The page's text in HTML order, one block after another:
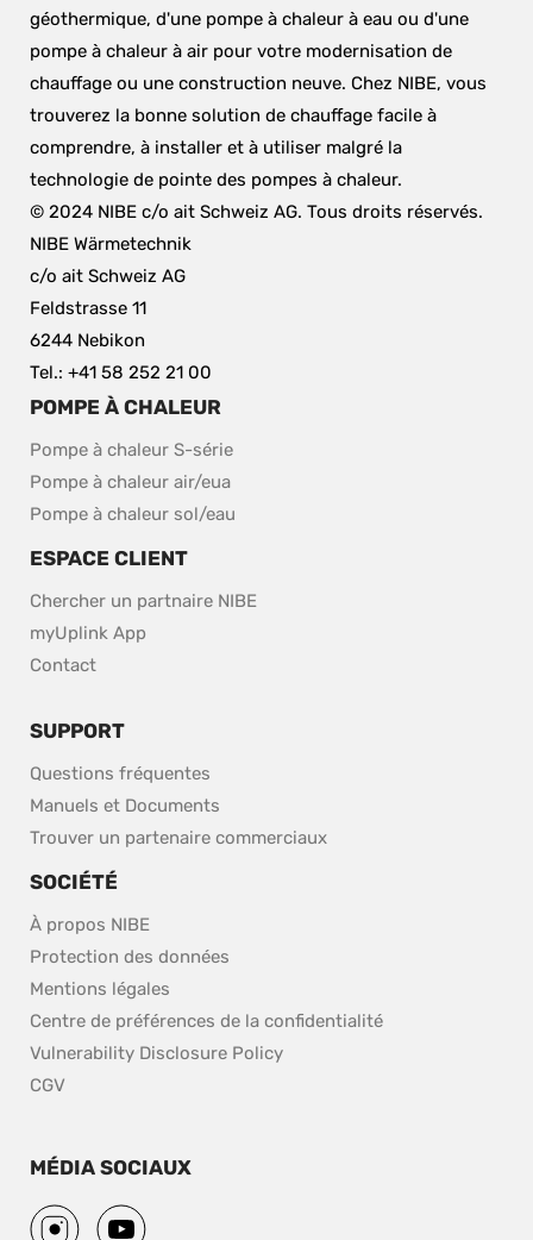
géothermique, d'une pompe à chaleur à eau ou d'une
pompe à chaleur à air pour votre modernisation de
chauffage ou une construction neuve. Chez NIBE, vous
trouverez la bonne solution de chauffage facile à
comprendre, à installer et à utiliser malgré la
technologie de pointe des pompes à chaleur.
© 2024 NIBE c/o ait Schweiz AG. Tous droits réservés.
NIBE Wärmetechnik
c/o ait Schweiz AG
Feldstrasse 11
6244 Nebikon
Tel.: +41 58 252 21 00
POMPE À CHALEUR
Pompe à chaleur S-série
Pompe à chaleur air/eua
Pompe à chaleur sol/eau
ESPACE CLIENT
Chercher un partnaire NIBE
myUplink App
Contact
SUPPORT
Questions fréquentes
Manuels et Documents
Trouver un partenaire commerciaux
SOCIÉTÉ
À propos NIBE
Protection des données
Mentions légales
Centre de préférences de la confidentialité
Vulnerability Disclosure Policypdf, 153.9 kB.
CGV
MÉDIA SOCIAUX